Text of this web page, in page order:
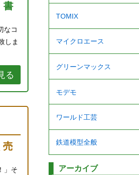
書
なコ
しま
る
売
」そ
TOMIX
マイクロエース
グリーンマックス
モデモ
ワールド工芸
鉄道模型全般
アーカイブ